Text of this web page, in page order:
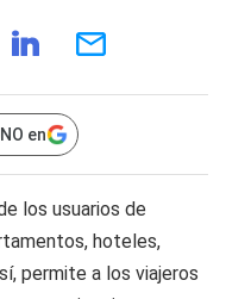
en
los usuarios de
hoteles,
permite a los viajeros